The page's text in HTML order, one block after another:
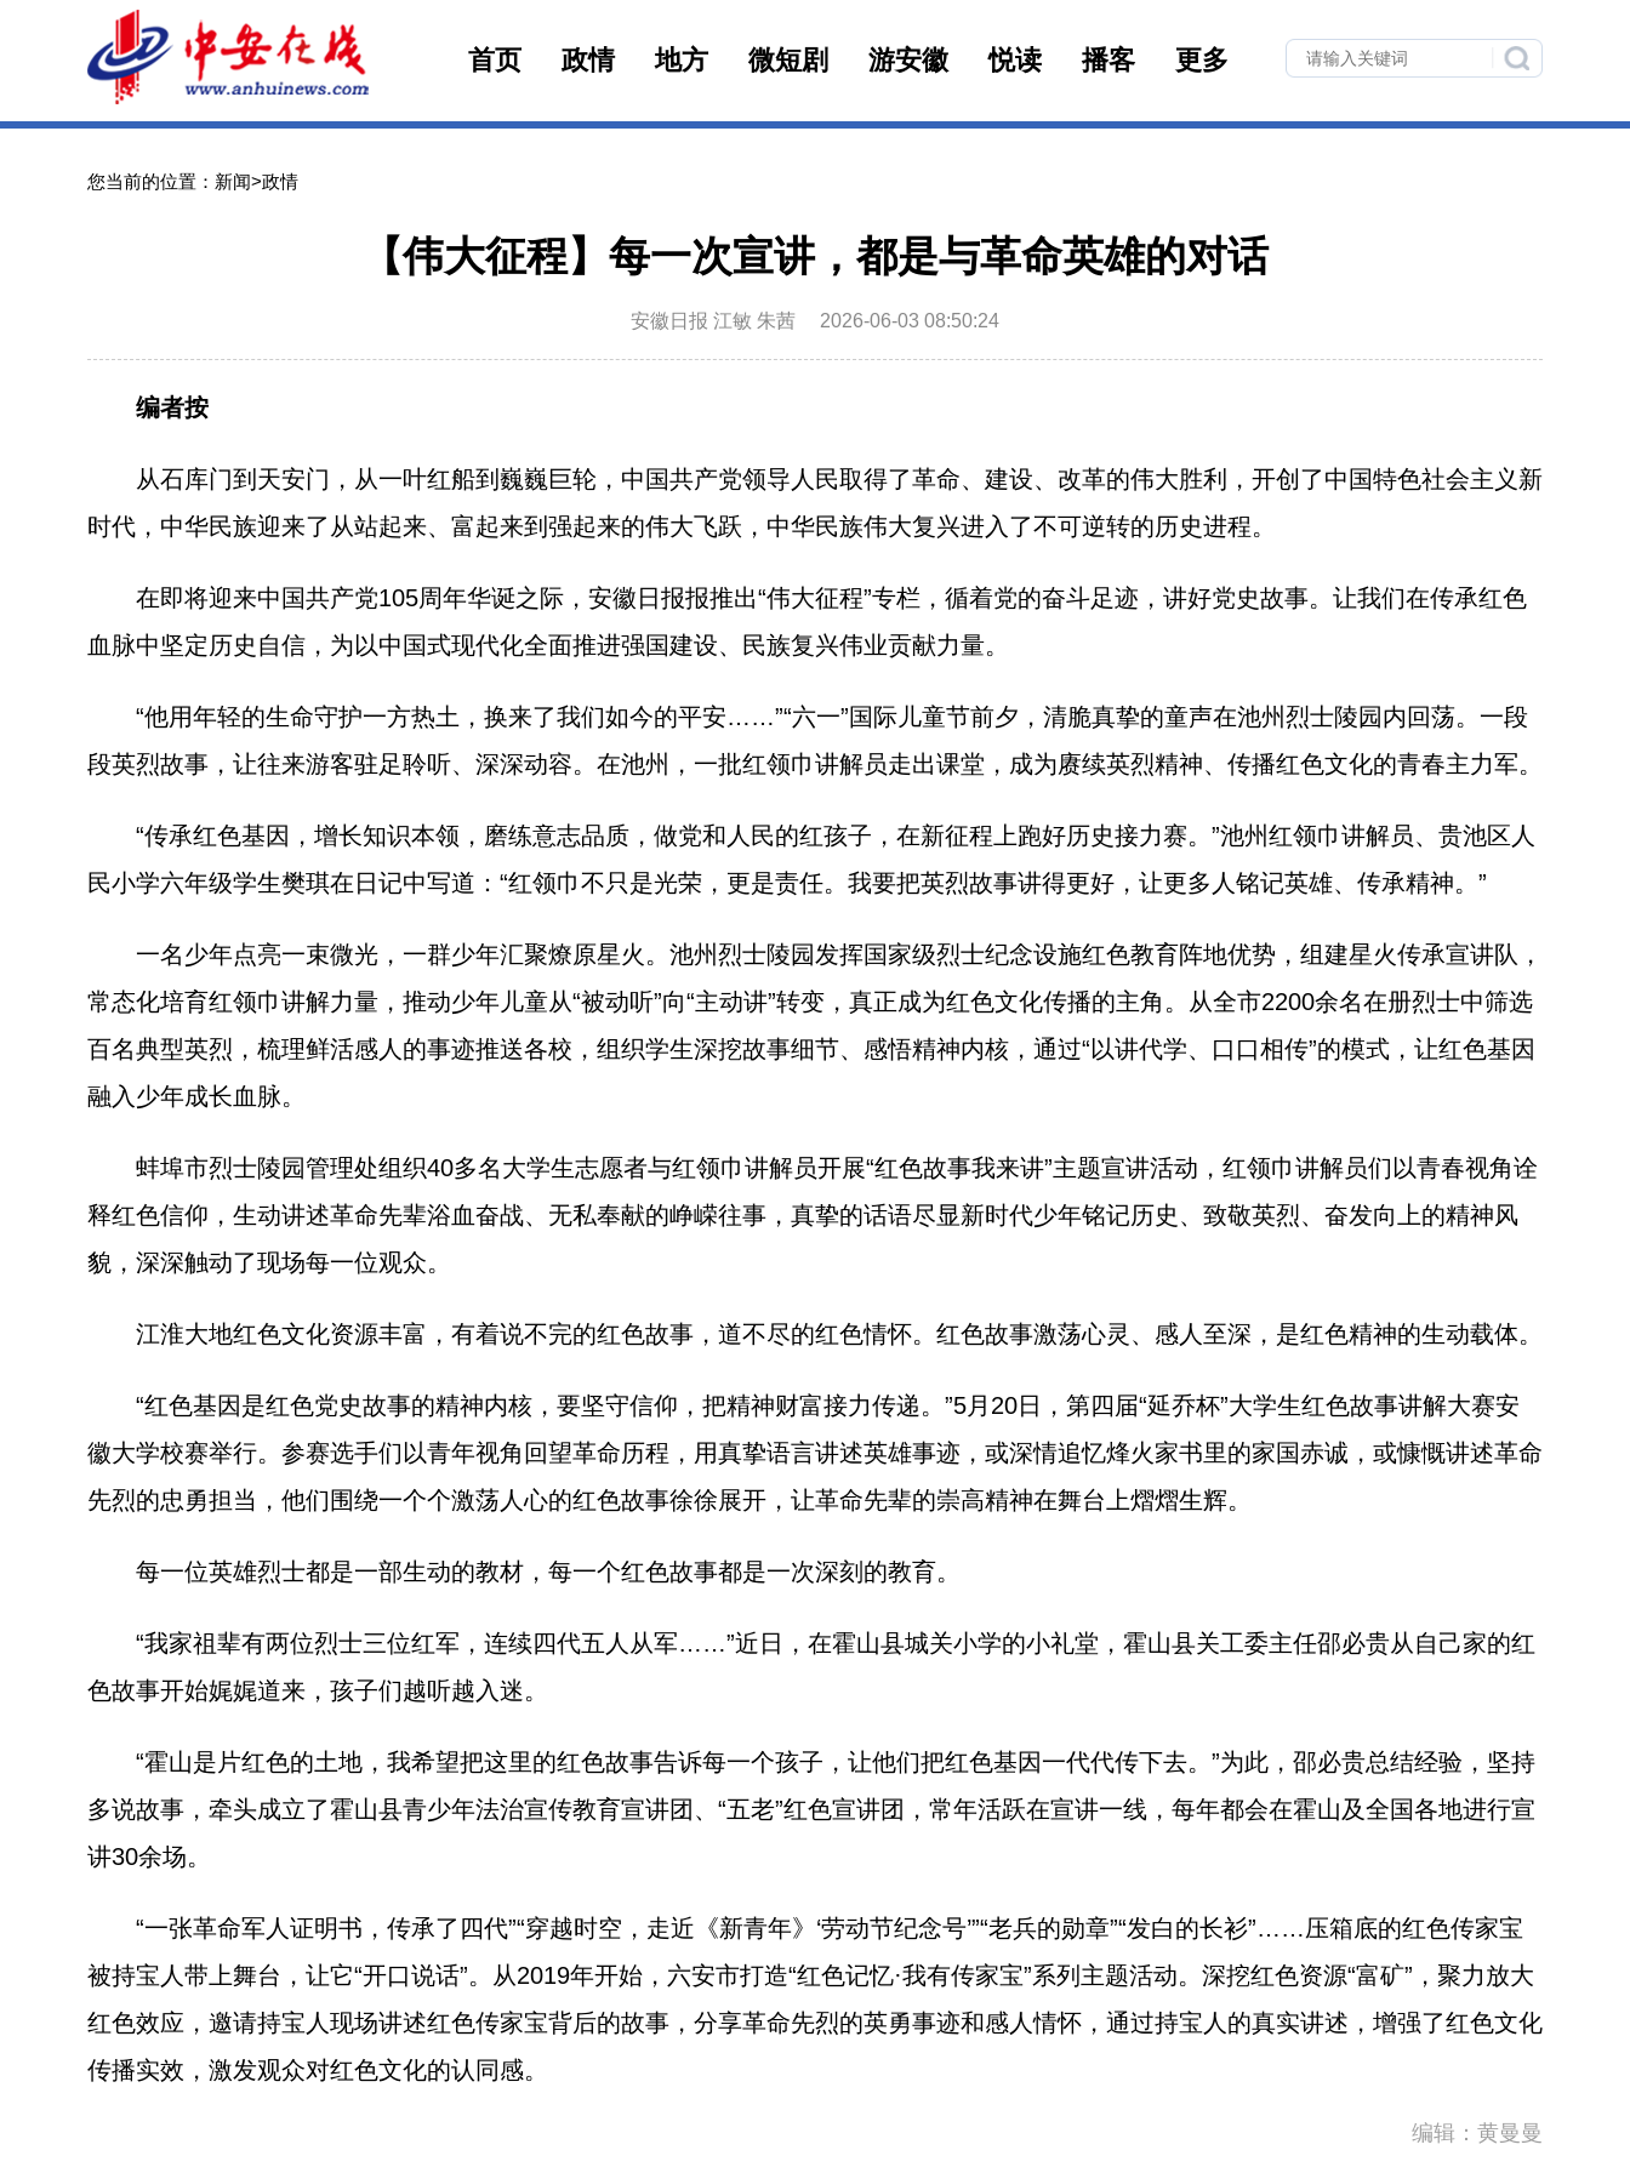
首页 政情 地方 微短剧 游安徽 悦读 播客 更多
您当前的位置：新闻>政情
【伟大征程】每一次宣讲，都是与革命英雄的对话
安徽日报 江敏 朱茜 2026-06-03 08:50:24
编者按
从石库门到天安门，从一叶红船到巍巍巨轮，中国共产党领导人民取得了革命、建设、改革的伟大胜利，开创了中国特色社会主义新
时代，中华民族迎来了从站起来、富起来到强起来的伟大飞跃，中华民族伟大复兴进入了不可逆转的历史进程。
在即将迎来中国共产党105周年华诞之际，安徽日报报推出“伟大征程”专栏，循着党的奋斗足迹，讲好党史故事。让我们在传承红色
血脉中坚定历史自信，为以中国式现代化全面推进强国建设、民族复兴伟业贡献力量。
“他用年轻的生命守护一方热土，换来了我们如今的平安……”“六一”国际儿童节前夕，清脆真挚的童声在池州烈士陵园内回荡。一段
段英烈故事，让往来游客驻足聆听、深深动容。在池州，一批红领巾讲解员走出课堂，成为赓续英烈精神、传播红色文化的青春主力军。
“传承红色基因，增长知识本领，磨练意志品质，做党和人民的红孩子，在新征程上跑好历史接力赛。”池州红领巾讲解员、贵池区人
民小学六年级学生樊琪在日记中写道：“红领巾不只是光荣，更是责任。我要把英烈故事讲得更好，让更多人铭记英雄、传承精神。”
一名少年点亮一束微光，一群少年汇聚燎原星火。池州烈士陵园发挥国家级烈士纪念设施红色教育阵地优势，组建星火传承宣讲队，
常态化培育红领巾讲解力量，推动少年儿童从“被动听”向“主动讲”转变，真正成为红色文化传播的主角。从全市2200余名在册烈士中筛选
百名典型英烈，梳理鲜活感人的事迹推送各校，组织学生深挖故事细节、感悟精神内核，通过“以讲代学、口口相传”的模式，让红色基因
融入少年成长血脉。
蚌埠市烈士陵园管理处组织40多名大学生志愿者与红领巾讲解员开展“红色故事我来讲”主题宣讲活动，红领巾讲解员们以青春视角诠
释红色信仰，生动讲述革命先辈浴血奋战、无私奉献的峥嵘往事，真挚的话语尽显新时代少年铭记历史、致敬英烈、奋发向上的精神风
貌，深深触动了现场每一位观众。
江淮大地红色文化资源丰富，有着说不完的红色故事，道不尽的红色情怀。红色故事激荡心灵、感人至深，是红色精神的生动载体。
“红色基因是红色党史故事的精神内核，要坚守信仰，把精神财富接力传递。”5月20日，第四届“延乔杯”大学生红色故事讲解大赛安
徽大学校赛举行。参赛选手们以青年视角回望革命历程，用真挚语言讲述英雄事迹，或深情追忆烽火家书里的家国赤诚，或慷慨讲述革命
先烈的忠勇担当，他们围绕一个个激荡人心的红色故事徐徐展开，让革命先辈的崇高精神在舞台上熠熠生辉。
每一位英雄烈士都是一部生动的教材，每一个红色故事都是一次深刻的教育。
“我家祖辈有两位烈士三位红军，连续四代五人从军……”近日，在霍山县城关小学的小礼堂，霍山县关工委主任邵必贵从自己家的红
色故事开始娓娓道来，孩子们越听越入迷。
“霍山是片红色的土地，我希望把这里的红色故事告诉每一个孩子，让他们把红色基因一代代传下去。”为此，邵必贵总结经验，坚持
多说故事，牵头成立了霍山县青少年法治宣传教育宣讲团、“五老”红色宣讲团，常年活跃在宣讲一线，每年都会在霍山及全国各地进行宣
讲30余场。
“一张革命军人证明书，传承了四代”“穿越时空，走近《新青年》‘劳动节纪念号’”“老兵的勋章”“发白的长衫”……压箱底的红色传家宝
被持宝人带上舞台，让它“开口说话”。从2019年开始，六安市打造“红色记忆·我有传家宝”系列主题活动。深挖红色资源“富矿”，聚力放大
红色效应，邀请持宝人现场讲述红色传家宝背后的故事，分享革命先烈的英勇事迹和感人情怀，通过持宝人的真实讲述，增强了红色文化
传播实效，激发观众对红色文化的认同感。
编辑：黄曼曼